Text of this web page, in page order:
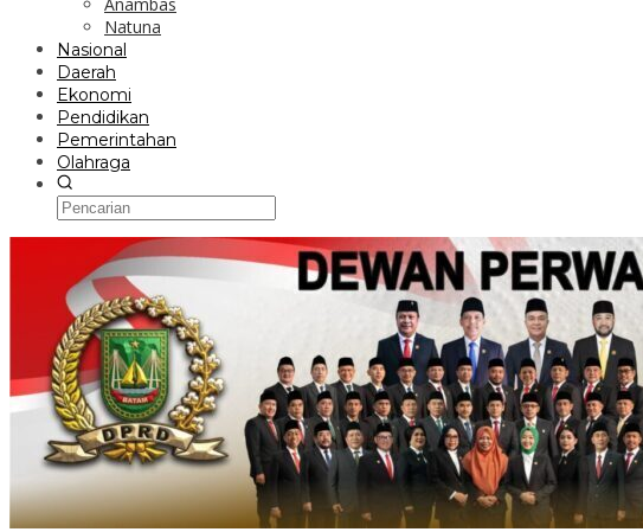
Natuna
Nasional
Daerah
Ekonomi
Pendidikan
Pemerintahan
Olahraga